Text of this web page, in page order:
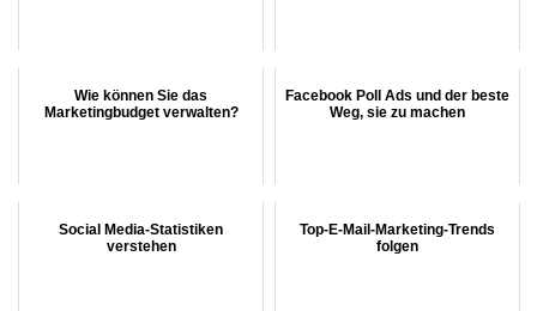
Wie können Sie das
Marketingbudget verwalten?
Facebook Poll Ads und der beste
Weg, sie zu machen
Social Media-Statistiken
verstehen
Top-E-Mail-Marketing-Trends
folgen